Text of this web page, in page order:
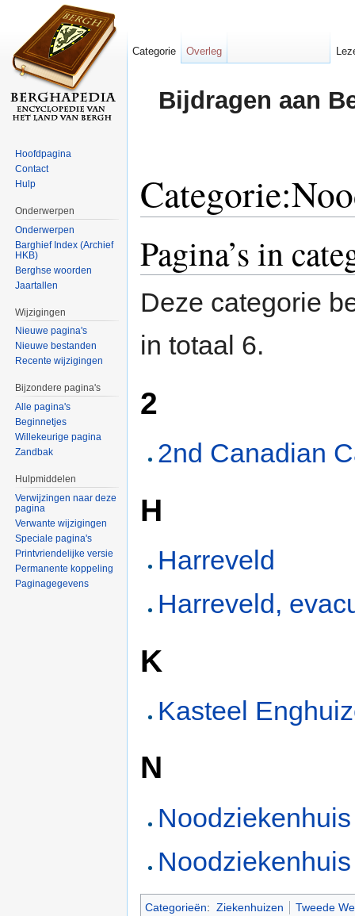
Bijdragen aan
Pagina’s in
Deze categorie
in totaal 6.
2
2nd Canadian
H
Harreveld
Harreveld,
K
Kasteel
N
Noodziekenhuis
Categorieën: Ziekenhuizen Tweede
Categorie Overleg
Hoofdpagina
Contact
Hulp
Onderwerpen
Onderwerpen
Barghief Index (Archief
HKB)
Berghse woorden
Jaartallen
Wijzigingen
Nieuwe pagina's
Nieuwe bestanden
Recente wijzigingen
Bijzondere pagina's
Alle pagina's
Beginnetjes
Willekeurige pagina
Zandbak
Hulpmiddelen
Verwijzingen naar deze
pagina
Verwante wijzigingen
Speciale pagina's
Printvriendelijke versie
Permanente koppeling
Paginagegevens